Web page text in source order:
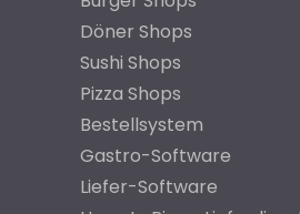
Döner Shops
Sushi Shops
Pizza Shops
Bestellsystem
Gastro-Software
Liefer-Software